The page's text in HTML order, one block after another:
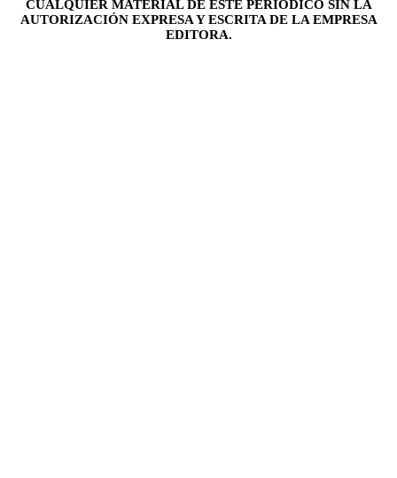
CUALQUIER MATERIAL DE ESTE PERIÓDICO SIN LA
AUTORIZACIÓN EXPRESA Y ESCRITA DE LA EMPRESA
EDITORA.